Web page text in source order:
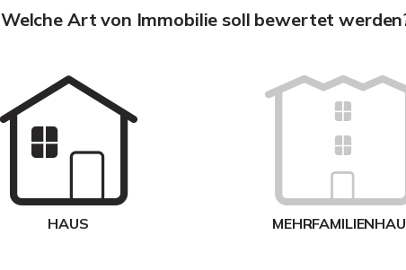
Welche Art von Immobilie soll bewertet
HAUS